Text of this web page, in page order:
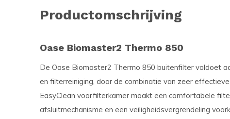
Productomschrijving
Oase Biomaster2 Thermo 850
De Oase Biomaster2 Thermo 850 buitenfilter voldoet
en filterreiniging, door de combinatie van zeer
EasyClean voorfilterkamer maakt een comfortabele
afsluitmechanisme en een veiligheidsvergrendeling